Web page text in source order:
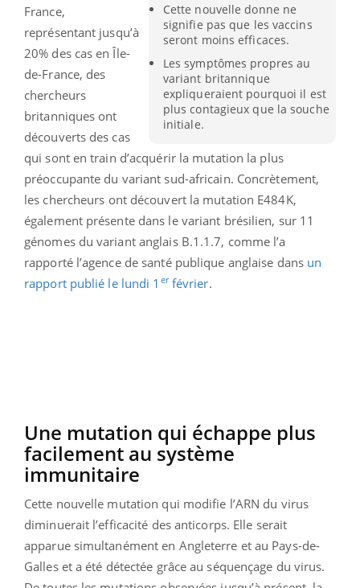
Cette nouvelle donne ne
signifie pas que les vaccins
seront moins efficaces.
Les symptômes propres au
variant britannique
expliqueraient pourquoi il est
plus contagieux que la souche
initiale.
France,
représentant jusqu’à
20% des cas en Île-
de-France, des
chercheurs
britanniques ont
découverts des cas
qui sont en train d’acquérir la mutation la plus
préoccupante du variant sud-africain. Concrètement,
les chercheurs ont découvert la mutation E484K,
également présente dans le variant brésilien, sur 11
génomes du variant anglais B.1.1.7, comme l’a
rapporté l’agence de santé publique anglaise dans un
rapport publié le lundi 1 erfévrier.
Une mutation qui échappe plus
facilement au système
immunitaire
Cette nouvelle mutation qui modifie l’ARN du virus
diminuerait l’efficacité des anticorps. Elle serait
apparue simultanément en Angleterre et au Pays-de-
Galles et a été détectée grâce au séquençage du virus.